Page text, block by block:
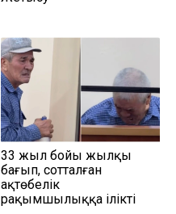
33 жыл бойы жылқы
бағып, сотталған
ақтөбелік
рақымшылыққа ілікті